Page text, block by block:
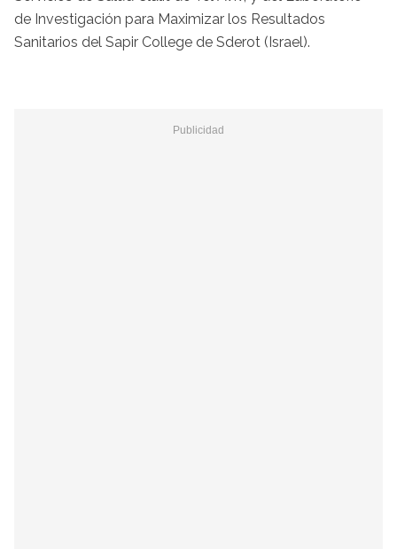
de Investigación para Maximizar los Resultados
Sanitarios del Sapir College de Sderot (Israel).